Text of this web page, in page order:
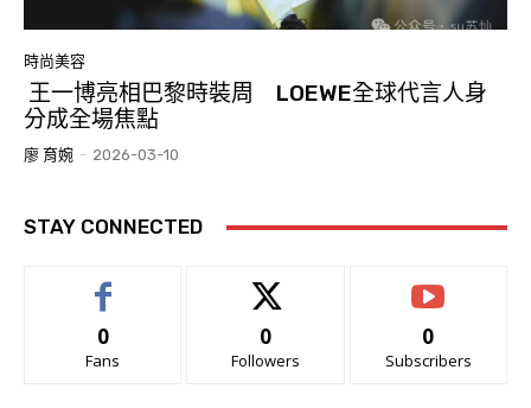
時尚美容
王一博亮相巴黎時裝周 LOEWE全球代言人身
分成全場焦點
廖 育婉 - 2026-03-10
STAY CONNECTED
0
Fans
0
Followers
0
Subscribers